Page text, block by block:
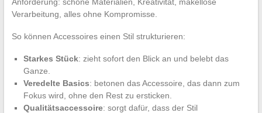
Verarbeitung, alles ohne Kompromisse.
So können Accessoires einen Stil strukturieren:
Starkes Stück: zieht sofort den Blick an und belebt das
Ganze.
Veredelte Basics: betonen das Accessoire, das dann zum
Fokus wird, ohne den Rest zu ersticken.
Qualitätsaccessoire: sorgt dafür, dass der Stil